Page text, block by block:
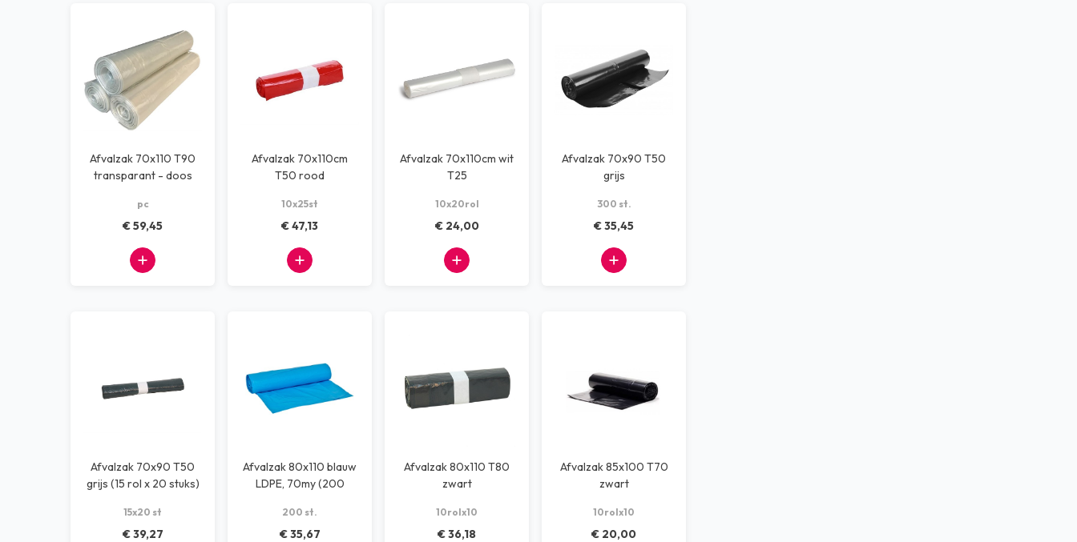
Afvalzak 70x110 T90
transparant - doos
pc
€ 59,45
Afvalzak 70x110cm
T50 rood
(25rolx10stuks)
10x25st
€ 47,13
Afvalzak 70x110cm wit
T25
10x20rol
€ 24,00
Afvalzak 70x90 T50
grijs
300 st.
€ 35,45
Afvalzak 70x90 T50
grijs (15 rol x 20 stuks)
15x20 st
€ 39,27
Afvalzak 80x110 blauw
LDPE, 70my (200
200 st.
€ 35,67
Afvalzak 80x110 T80
zwart
10rolx10
€ 36,18
Afvalzak 85x100 T70
zwart
10rolx10
€ 20,00